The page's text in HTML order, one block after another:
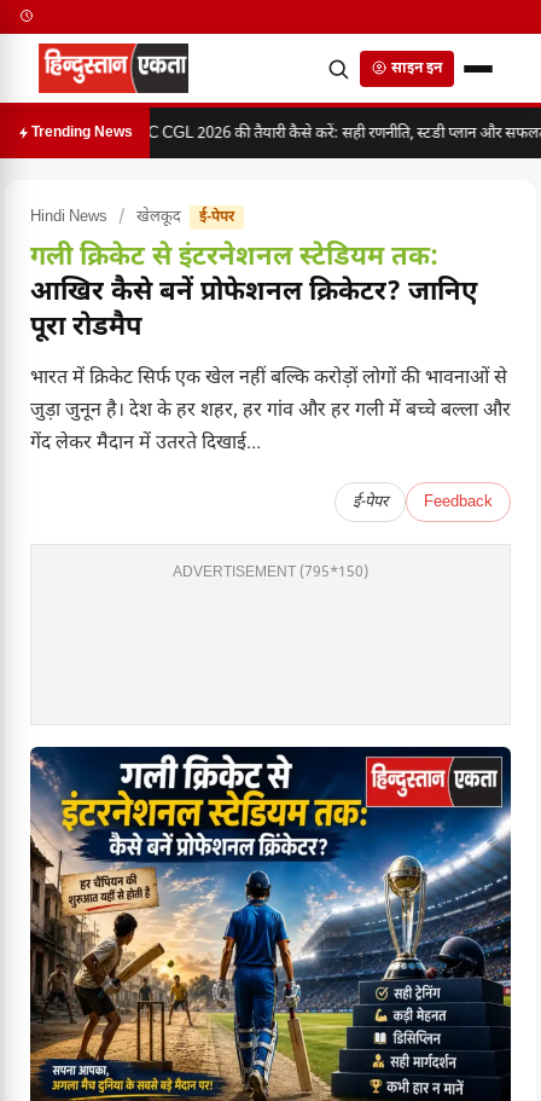
साइन इन
Trending NewsSSC CGL 2026 की तैयारी कैसे करें: सही रणनीति, स्टडी प्लान और
Hindi News / खेलकूद ई-पेपर
गली क्रिकेट से इंटरनेशनल स्टेडियम तक:
आखिर कैसे बनें प्रोफेशनल क्रिकेटर? जानिए
पूरा रोडमैप
भारत में क्रिकेट सिर्फ एक खेल नहीं बल्कि करोड़ों लोगों की भावनाओं से
जुड़ा जुनून है। देश के हर शहर, हर गांव और हर गली में बच्चे बल्ला और
गेंद लेकर मैदान में उतरते दिखाई...
ई-पेपर Feedback
ADVERTISEMENT (795*150)